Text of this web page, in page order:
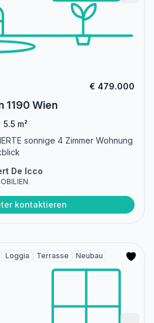
€ 479.000
1190 Wien
5.5 m²
sonnige 4 Zimmer Wohnung
De Icco
kontaktieren
Loggia Terrasse Neubau